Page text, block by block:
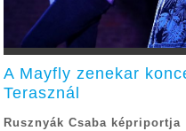
A Mayfly zenekar
Terasznál
Rusznyák Csaba képriportja